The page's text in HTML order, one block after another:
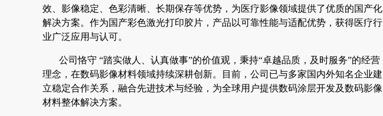
效、影像稳定、色彩清晰、长期保存等优势，为医疗影像领域提供了优质的国产化
解决方案。作为国产彩色激光打印胶片，产品以可靠性能与适配优势，获得医疗行
业广泛应用与认可。
公司恪守 “踏实做人、认真做事”的价值观，秉持“卓越品质，及时服务”的经营
理念，在数码影像材料领域持续深耕创新。目前，公司已与多家国内外知名企业建
立稳定合作关系，融合先进技术与经验，为全球用户提供数码涂层开发及数码影像
材料整体解决方案。